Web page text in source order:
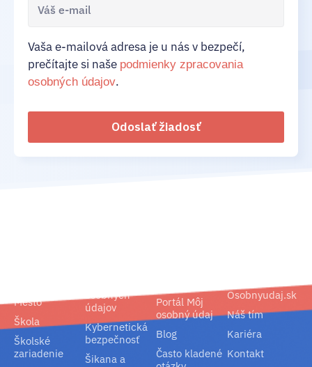
Vaša e-mailová adresa je u nás v bezpečí,
prečítajte si naše podmienky zpracovania
osobných údajov.
Odoslať žiadosť
Mesto
Škola
Školské
zariadenie
osobných
údajov
Kybernetická
bezpečnosť
Šikana a
Portál Môj
osobný údaj
Blog
Často kladené
Osobnyudaj.sk
Náš tím
Kariéra
Kontakt